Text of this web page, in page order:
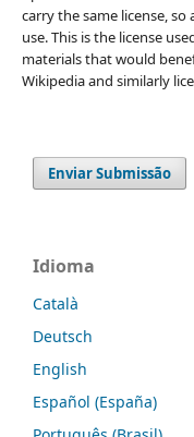
carry the same license,
use. This is the license
materials that would
Wikipedia and similarly
Enviar Submissão
Idioma
Català
Deutsch
English
Español (España)